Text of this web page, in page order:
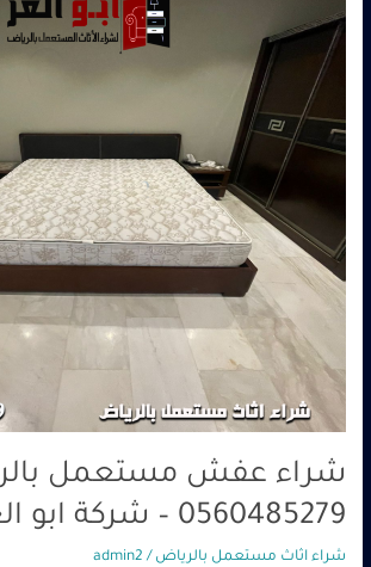
شراء عفش مستعمل
0560485279 – شركة ابو العز
شراء اثاث مستعمل بالرياض /
admin2
بالرياض
0560485279
شركة
ابو